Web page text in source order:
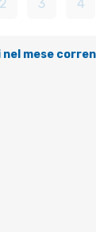
2 3 4
mese